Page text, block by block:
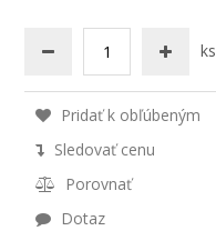
ks
Pridať k obľúbeným
Sledovať cenu
Porovnať
Dotaz